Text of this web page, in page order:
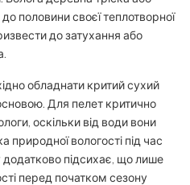
половини своєї теплотворної
до затухання або
обладнати критий сухий
Для пелет критично
оскільки від води вони
природної вологості під час
додатково підсихає, що лише
перед початком сезону